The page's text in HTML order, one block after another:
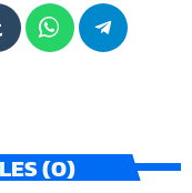
(0)